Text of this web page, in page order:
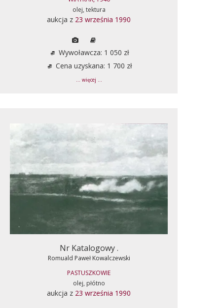
olej, tektura
aukcja z 23 września 1990
Wywoławcza: 1 050 zł
Cena uzyskana: 1 700 zł
... więcej ...
Nr Katalogowy .
Romuald Paweł Kowalczewski
PASTUSZKOWIE
olej, płótno
aukcja z 23 września 1990